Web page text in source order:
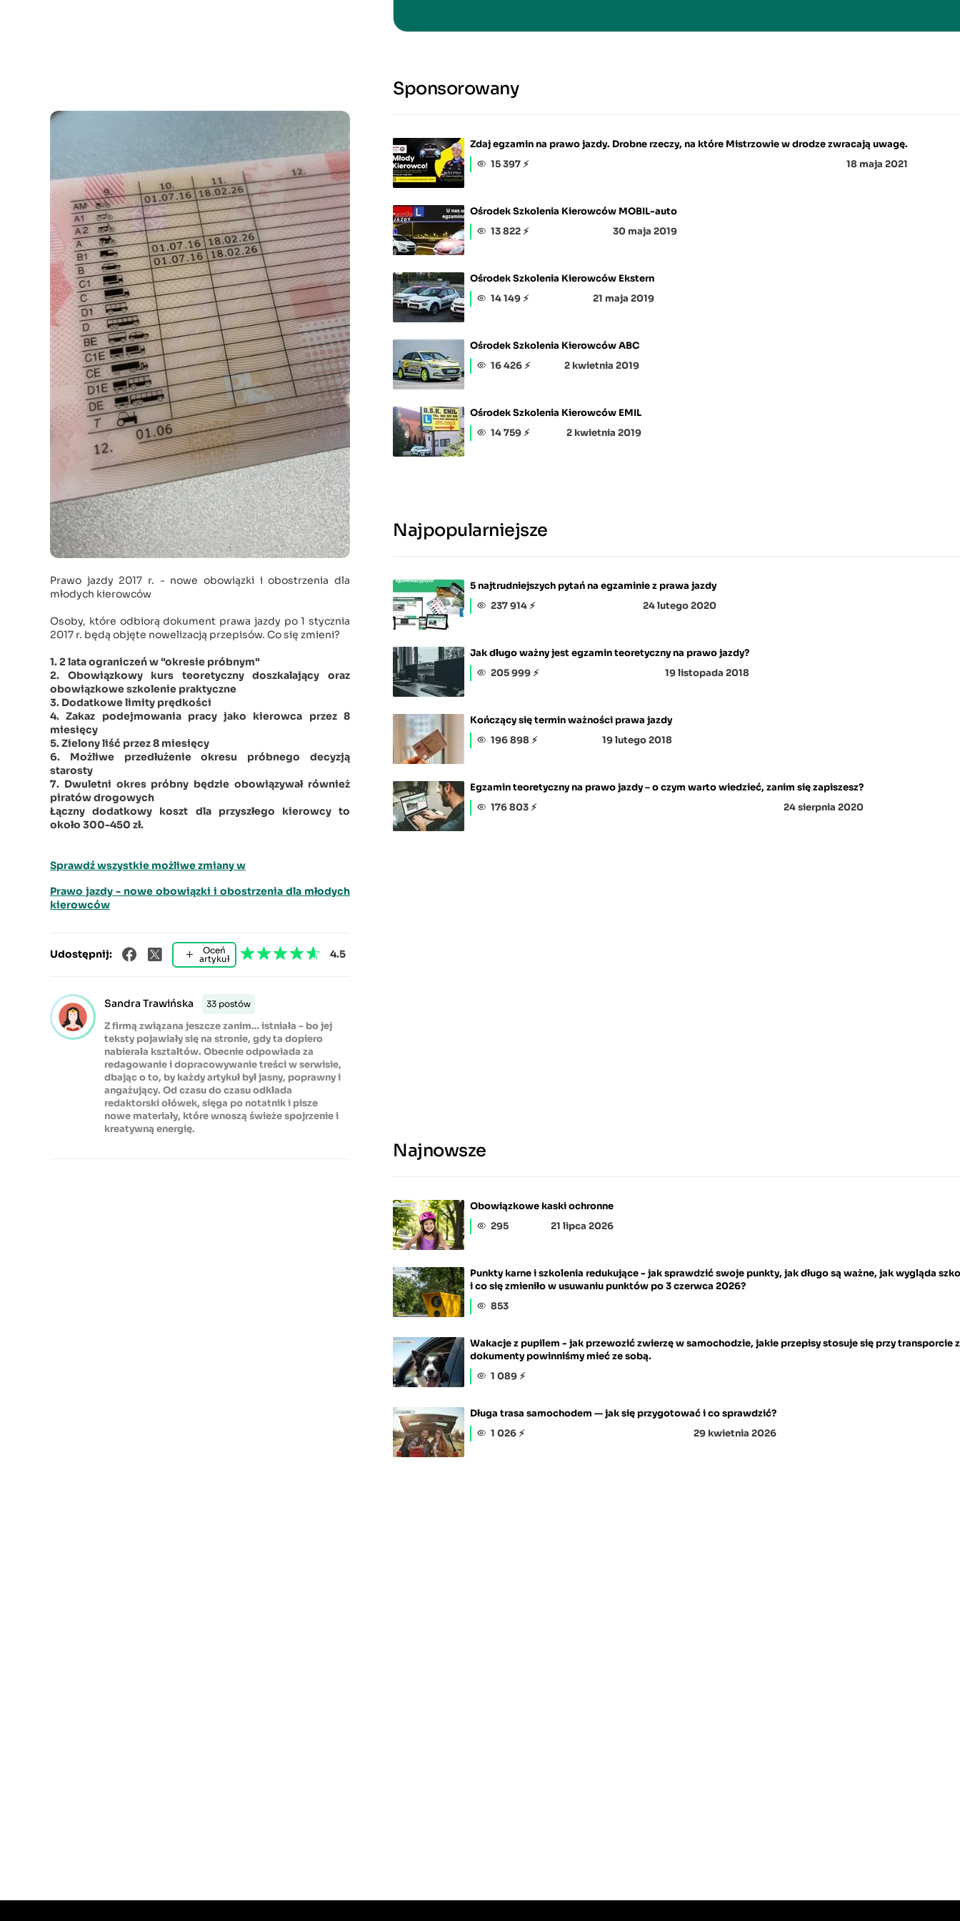
Prawo jazdy 2017 r. - nowe obowiązki i obostrzenia dla
młodych kierowców
Osoby, które odbiorą dokument prawa jazdy po 1 stycznia
2017 r. będą objęte nowelizacją przepisów. Co się zmieni?
1. 2 lata ograniczeń w "okresie próbnym"
2. Obowiązkowy kurs teoretyczny doszkalający oraz
obowiązkowe szkolenie praktyczne
3. Dodatkowe limity prędkości
4. Zakaz podejmowania pracy jako kierowca przez 8
miesięcy
5. Zielony liść przez 8 miesięcy
6. Możliwe przedłużenie okresu próbnego decyzją
starosty
7. Dwuletni okres próbny będzie obowiązywał również
piratów drogowych
Łączny dodatkowy koszt dla przyszłego kierowcy to
około 300-450 zł.
Sprawdź wszystkie możliwe zmiany w
Prawo jazdy - nowe obowiązki i obostrzenia dla młodych
kierowców
Udostępnij:
Oceń
artykuł
4.5
Sandra Trawińska 33 postów
Z firmą związana jeszcze zanim… istniała – bo jej
teksty pojawiały się na stronie, gdy ta dopiero
nabierała kształtów. Obecnie odpowiada za
redagowanie i dopracowywanie treści w serwisie,
dbając o to, by każdy artykuł był jasny, poprawny i
angażujący. Od czasu do czasu odkłada
redaktorski ołówek, sięga po notatnik i pisze
nowe materiały, które wnoszą świeże spojrzenie i
kreatywną energię.
Sponsorowany
Zdaj egzamin na prawo jazdy. Drobne rzeczy, na które Mistrzowie w drodze zwracają uwagę.
15 397 ⚡
18 maja 2021
Ośrodek Szkolenia Kierowców MOBIL-auto
13 822 ⚡
30 maja 2019
Ośrodek Szkolenia Kierowców Ekstern
14 149 ⚡
21 maja 2019
Ośrodek Szkolenia Kierowców ABC
16 426 ⚡
2 kwietnia 2019
Ośrodek Szkolenia Kierowców EMIL
14 759 ⚡
2 kwietnia 2019
Najpopularniejsze
5 najtrudniejszych pytań na egzaminie z prawa jazdy
237 914 ⚡
24 lutego 2020
Jak długo ważny jest egzamin teoretyczny na prawo jazdy?
205 999 ⚡
19 listopada 2018
Kończący się termin ważności prawa jazdy
196 898 ⚡
19 lutego 2018
Egzamin teoretyczny na prawo jazdy – o czym warto wiedzieć, zanim się zapiszesz?
176 803 ⚡
24 sierpnia 2020
Najnowsze
Obowiązkowe kaski ochronne
295
21 lipca 2026
Punkty karne i szkolenia redukujące - jak sprawdzić swoje punkty, jak długo są ważne, jak wygląda
i co się zmieniło w usuwaniu punktów po 3 czerwca 2026?
853
Wakacje z pupilem - jak przewozić zwierzę w samochodzie, jakie przepisy stosuje się przy transporcie
dokumenty powinniśmy mieć ze sobą.
1 089 ⚡
Długa trasa samochodem — jak się przygotować i co sprawdzić?
1 026 ⚡
29 kwietnia 2026